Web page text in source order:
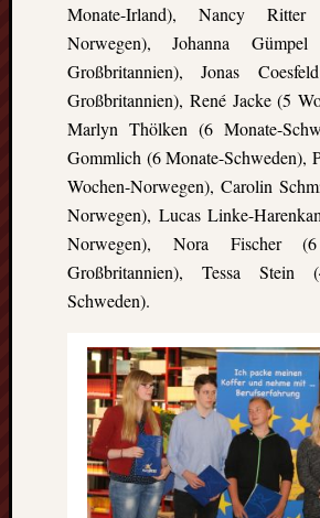
Monate-Irland), Nancy
Norwegen), Johanna
Großbritannien), Jonas
Großbritannien), René Jacke (5
Marlyn Thölken (6 Monate-
Gommlich (6 Monate-Schweden),
Wochen-Norwegen), Carolin
Norwegen), Lucas Linke-
Norwegen), Nora Fischer
Großbritannien), Tessa
Schweden).